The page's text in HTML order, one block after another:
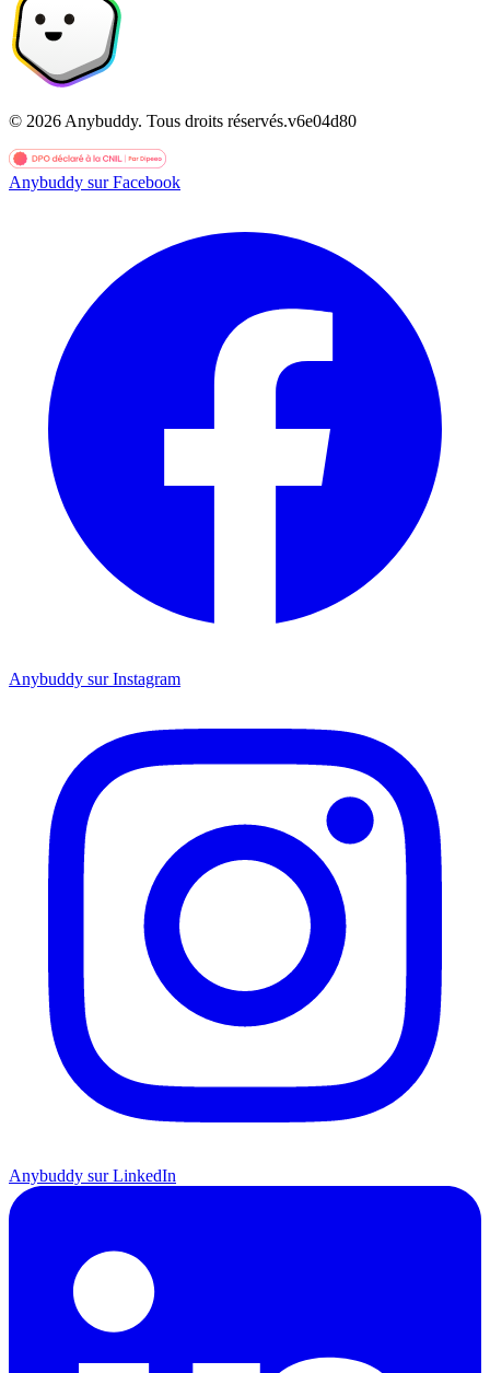
© 2026 Anybuddy. Tous droits réservés.v6e04d80
Anybuddy sur Facebook
Anybuddy sur Instagram
Anybuddy sur LinkedIn